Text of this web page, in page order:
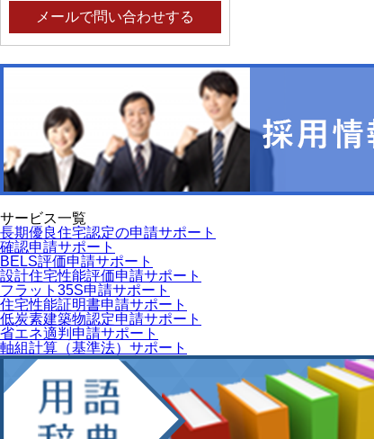
メールで問い合わせする
サービス一覧
長期優良住宅認定の申請サポート
確認申請サポート
BELS評価申請サポート
設計住宅性能評価申請サポート
フラット35S申請サポート
住宅性能証明書申請サポート
低炭素建築物認定申請サポート
省エネ適判申請サポート
軸組計算（基準法）サポート